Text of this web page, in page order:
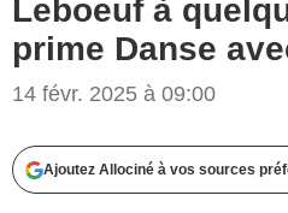
Leboeuf à
prime Danse
14 févr. 2025 à 09:00
Ajoutez Allociné à vos sources